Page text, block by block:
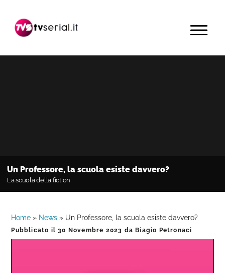
navigazione
contenuto
barra
primaria
MENU
Un Professore, la scuola esiste davvero?
La scuola della fiction
Home » News » Un Professore, la scuola esiste davvero?
Pubblicato il30 Novembre 2023 da Biagio Petronaci